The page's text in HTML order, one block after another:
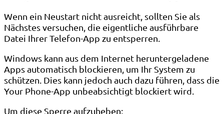
Wenn ein Neustart nicht ausreicht, sollten Sie als
Nächstes versuchen, die eigentliche ausführbare
Datei Ihrer Telefon-App zu entsperren.
Windows kann aus dem Internet heruntergeladene
Apps automatisch blockieren, um Ihr System zu
schützen. Dies kann jedoch auch dazu führen, dass die
Your Phone-App unbeabsichtigt blockiert wird.
Um diese Sperre aufzuheben: